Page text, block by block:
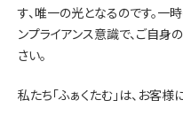
す、唯一の光となるのです。一
ンプライアンス意識で、ご自
さい。
私たち「ふぁくたむ」は、お客様